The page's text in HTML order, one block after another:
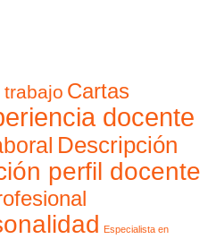
Cartas
docente
Descripción
perfil docente
Especialista en